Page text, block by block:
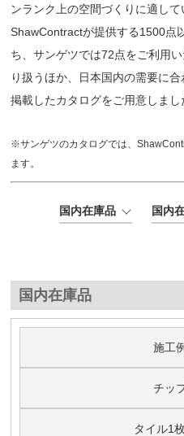
ンランク上の空間づくりに適して
ShawContractが提供する1500点
ち、サンゲツでは72点をご利用
り扱うほか、日本国内の需要に
掲載したカタログをご用意しまし
※サンゲツのカタログでは、
ます。
国内在庫品 国内
国内在庫品
施工
チッ
タイル1